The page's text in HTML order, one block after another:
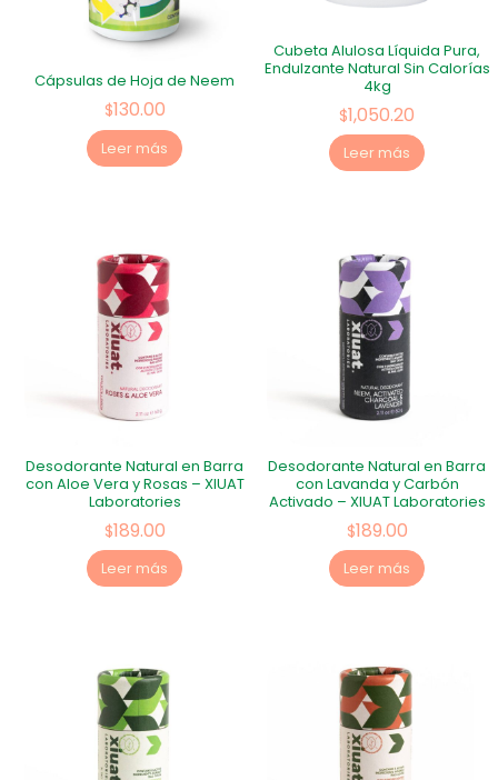
Cápsulas de Hoja de Neem
$130.00
Leer más
Cubeta Alulosa Líquida Pura,
Endulzante Natural Sin Calorías
4kg
$1,050.20
Leer más
Desodorante Natural en Barra
con Aloe Vera y Rosas – XIUAT
Laboratories
$189.00
Leer más
Desodorante Natural en Barra
con Lavanda y Carbón
Activado – XIUAT Laboratories
$189.00
Leer más